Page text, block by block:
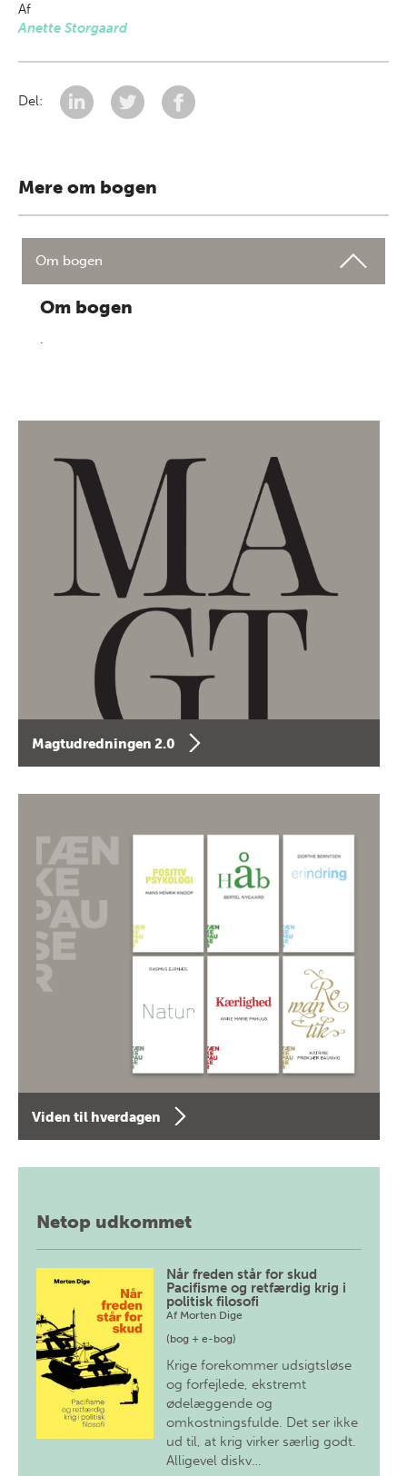
Af
Anette Storgaard
Del:
Mere om bogen
Om bogen
Om bogen
.
Magtudredningen 2.0
Viden til hverdagen
Netop udkommet
Når freden står for skud
Pacifisme og retfærdig krig i
politisk filosofi
Af Morten Dige
(bog + e-bog)
Krige forekommer udsigtsløse
og forfejlede, ekstremt
ødelæggende og
omkostningsfulde. Det ser ikke
ud til, at krig virker særlig godt.
Alligevel diskv…